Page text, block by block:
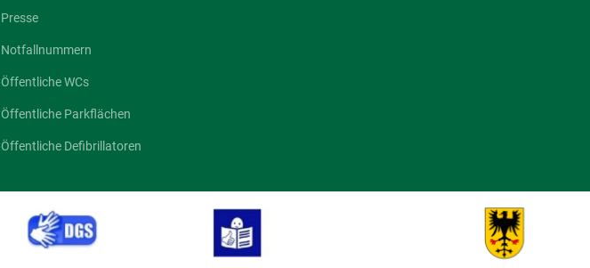
Presse
Notfallnummern
Öffentliche WCs
Öffentliche Parkflächen
Öffentliche Defibrillatoren